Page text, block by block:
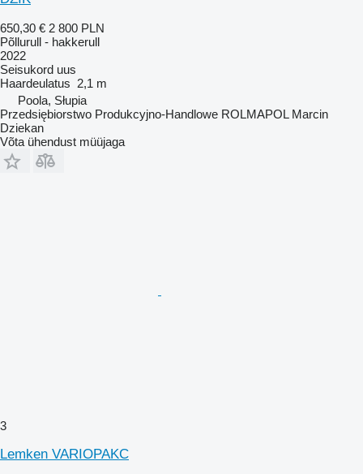
650,30 € 2 800 PLN
Põllurull - hakkerull
2022
Seisukord uus
Haardeulatus 2,1 m
Poola, Słupia
Przedsiębiorstwo Produkcyjno-Handlowe ROLMAPOL Marcin
Dziekan
Võta ühendust müüjaga
3
Lemken VARIOPAKC